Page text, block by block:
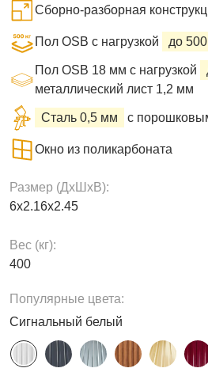
Сборно-разборная
Пол OSB с нагрузкой до 500
Пол OSB 18 мм с нагрузкой
металлический лист 1,2 мм
Сталь 0,5 мм с
Окно из поликарбоната
Размер (ДxШxВ):
6х2.16х2.45
Вес (кг):
400
Популярные цвета:
Сигнальный белый